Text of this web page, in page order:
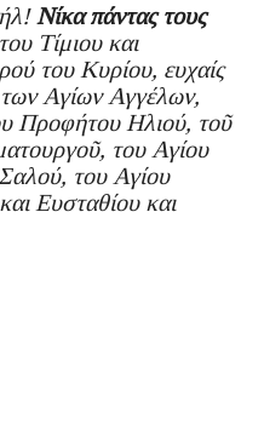
Νίκα πάντας τους
Τίμιου και
του Κυρίου, ευχαίς
Αγίων Αγγέλων,
Προφήτου Ηλιού, τοῦ
του Αγίου
του Αγίου
Ευσταθίου και